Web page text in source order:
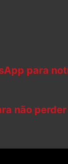
para
não